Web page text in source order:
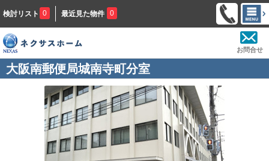
検討リスト 0 最近見た物件 0
お問合せ
大阪南郵便局城南寺町分室